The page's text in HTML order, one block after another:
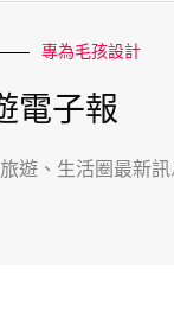
專為毛孩設計
電子報
遊、生活圈最新訊